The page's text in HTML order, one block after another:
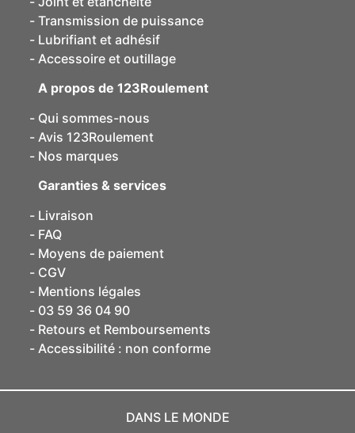
Transmission de puissance
Lubrifiant et adhésif
Accessoire et outillage
A propos de 123Roulement
Qui sommes-nous
Avis 123Roulement
Nos marques
Garanties & services
Livraison
FAQ
Moyens de paiement
CGV
Mentions légales
03 59 36 04 90
Retours et Remboursements
Accessibilité : non conforme
DANS LE MONDE